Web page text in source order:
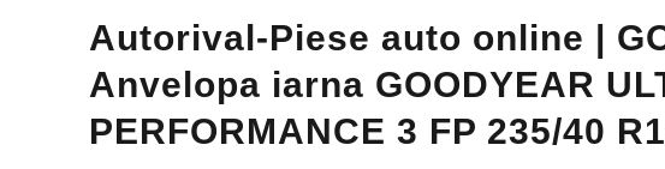
Autorival-Piese auto online |
Anvelopa iarna GOODYEAR
PERFORMANCE 3 FP 235/40